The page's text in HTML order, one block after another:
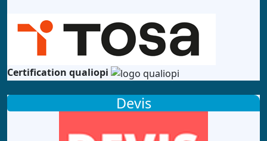
Certification qualiopi
Devis